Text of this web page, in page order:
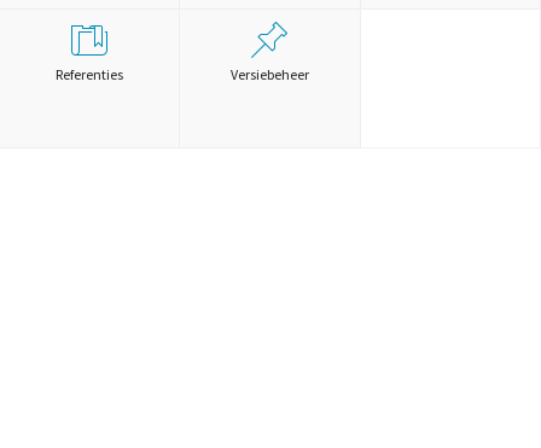
Referenties Versiebeheer